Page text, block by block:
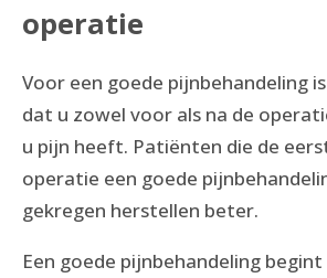
operatie
Voor een goede pijnbehandeling
dat u zowel voor als na de
u pijn heeft. Patiënten die de
operatie een goede
gekregen herstellen beter.
Een goede pijnbehandeling